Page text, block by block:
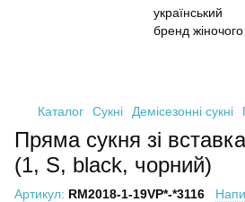
Каталог Сукні Демісезонні сукні
Пряма сукня зі
(1, S, black, чорний)
Артикул: RM2018-1-19VP*-*3116